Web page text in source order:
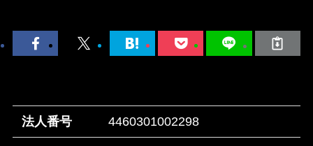
法人番号 4460301002298